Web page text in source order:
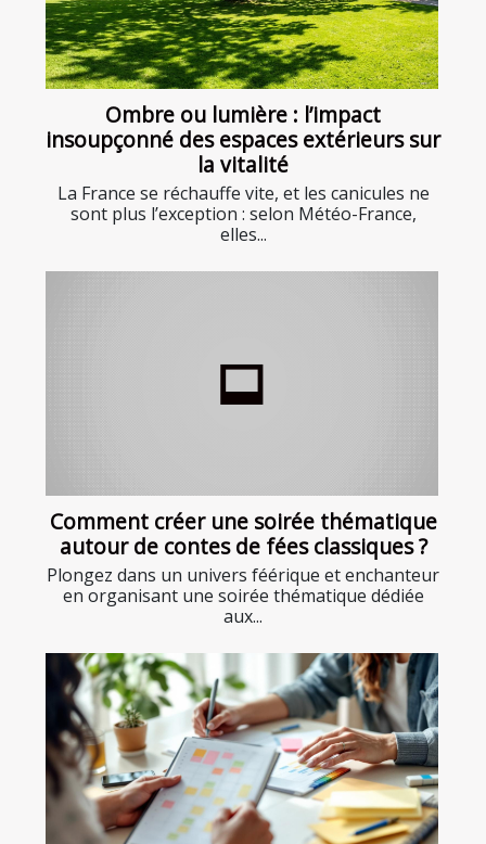
Ombre ou lumière : l’impact
insoupçonné des espaces extérieurs sur
la vitalité
La France se réchauffe vite, et les canicules ne
sont plus l’exception : selon Météo-France,
elles...
Comment créer une soirée thématique
autour de contes de fées classiques ?
Plongez dans un univers féérique et enchanteur
en organisant une soirée thématique dédiée
aux...